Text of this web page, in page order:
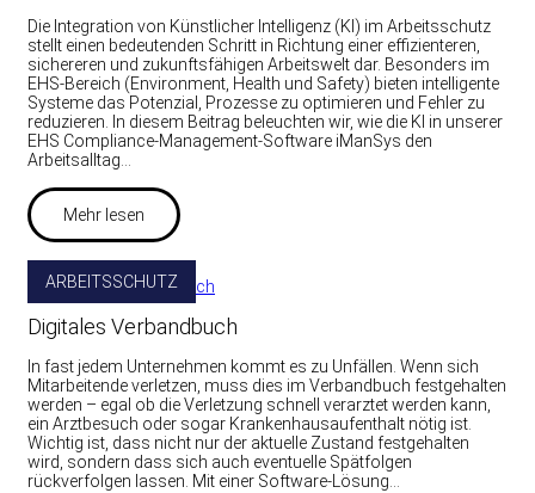
Die Integration von Künstlicher Intelligenz (KI) im Arbeitsschutz
stellt einen bedeutenden Schritt in Richtung einer effizienteren,
sichereren und zukunftsfähigen Arbeitswelt dar. Besonders im
EHS-Bereich (Environment, Health und Safety) bieten intelligente
Systeme das Potenzial, Prozesse zu optimieren und Fehler zu
reduzieren. In diesem Beitrag beleuchten wir, wie die KI in unserer
EHS Compliance-Management-Software iManSys den
Arbeitsalltag…
Mehr lesen
ARBEITSSCHUTZ
Digitales Verbandbuch
In fast jedem Unternehmen kommt es zu Unfällen. Wenn sich
Mitarbeitende verletzen, muss dies im Verbandbuch festgehalten
werden – egal ob die Verletzung schnell verarztet werden kann,
ein Arztbesuch oder sogar Krankenhausaufenthalt nötig ist.
Wichtig ist, dass nicht nur der aktuelle Zustand festgehalten
wird, sondern dass sich auch eventuelle Spätfolgen
rückverfolgen lassen. Mit einer Software-Lösung…